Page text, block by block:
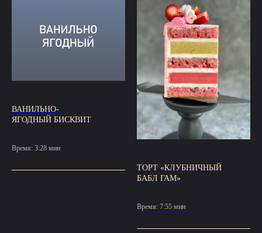
ВАНИЛЬНО-
ЯГОДНЫЙ БИСКВИТ
Время: 3:28 мин
ТОРТ «КЛУБНИЧНЫЙ
БАБЛ ГАМ»
Время: 7:55 мин